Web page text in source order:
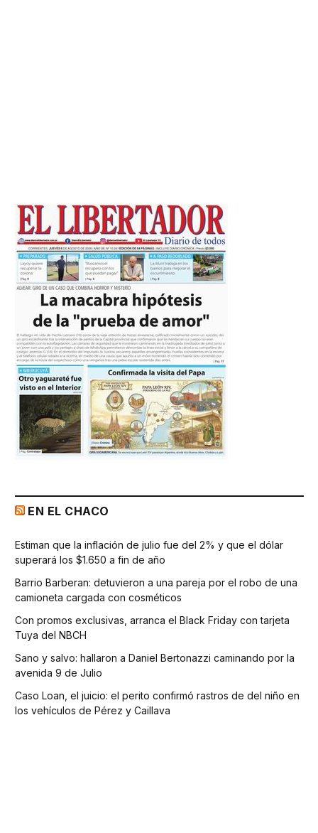
EN EL CHACO
Estiman que la inflación de julio fue del 2% y que el dólar
superará los $1.650 a fin de año
Barrio Barberan: detuvieron a una pareja por el robo de una
camioneta cargada con cosméticos
Con promos exclusivas, arranca el Black Friday con tarjeta
Tuya del NBCH
Sano y salvo: hallaron a Daniel Bertonazzi caminando por la
avenida 9 de Julio
Caso Loan, el juicio: el perito confirmó rastros de del niño en
los vehículos de Pérez y Caillava